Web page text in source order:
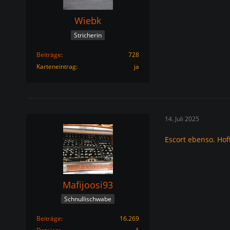
Wiebk
Stricherin
Beiträge
728
Karteneintrag
ja
Mafijoosi93
Schnullischwabe
Beiträge
16.269
14. Juli 2025
Escort ebenso.